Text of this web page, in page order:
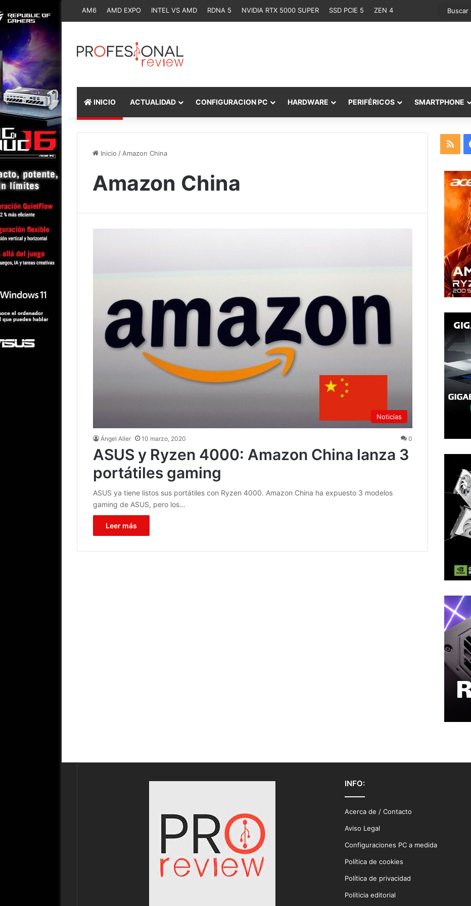
AM6 AMD EXPO INTEL VS AMD RDNA 5 NVIDIA RTX 5000 SUPER SSD PCIE 5 ZEN 4
INICIO ACTUALIDAD CONFIGURACION PC HARDWARE PERIFÉRICOS SMARTPHONE
Inicio / Amazon China
Amazon China
Noticias
Ángel Aller 10 marzo, 2020 0
ASUS y Ryzen 4000: Amazon China lanza 3
portátiles gaming
ASUS ya tiene listos sus portátiles con Ryzen 4000. Amazon China ha expuesto 3 modelos
gaming de ASUS, pero los…
Leer más
RSS
INFO:
Acerca de / Contacto
Aviso Legal
Configuraciones PC a medida
Política de cookies
Política de privacidad
Politicia editorial